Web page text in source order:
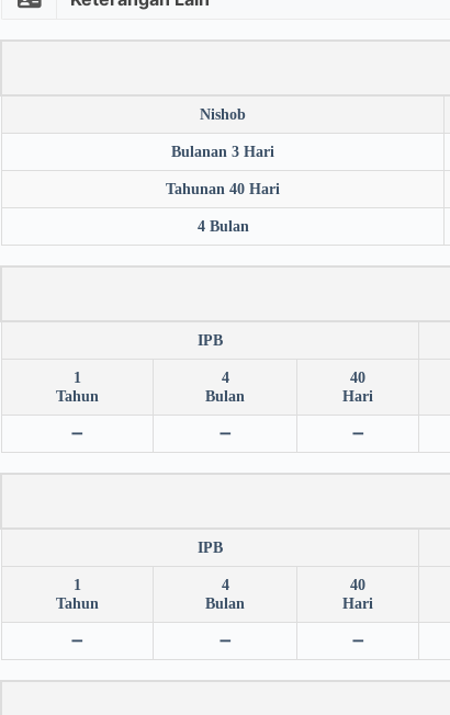
Nishob
Bulanan 3 Hari
Tahunan 40 Hari
4 Bulan
IPB
1
Tahun
4
Bulan
40
Hari
➖ ➖ ➖
IPB
1
Tahun
4
Bulan
40
Hari
➖ ➖ ➖